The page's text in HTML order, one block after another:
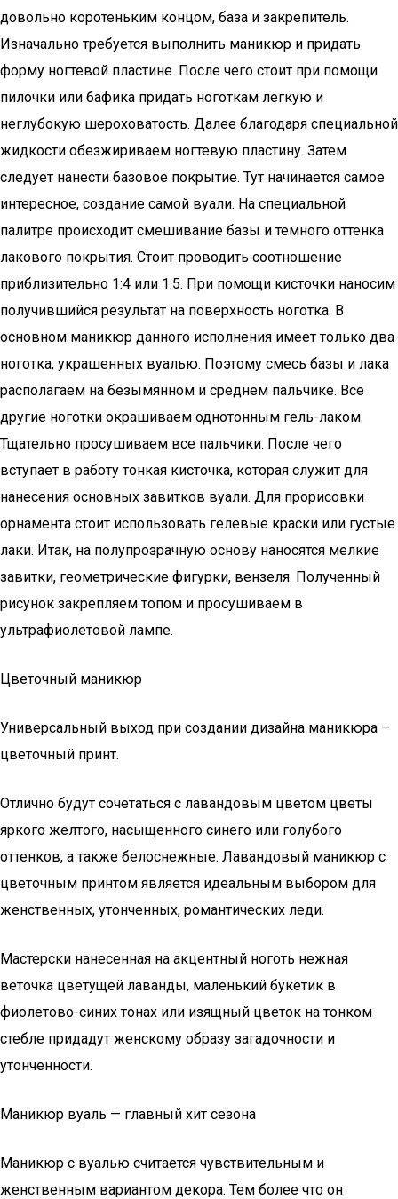
довольно коротеньким концом, база и закрепитель.
Изначально требуется выполнить маникюр и придать
форму ногтевой пластине. После чего стоит при помощи
пилочки или бафика придать ноготкам легкую и
неглубокую шероховатость. Далее благодаря специальной
жидкости обезжириваем ногтевую пластину. Затем
следует нанести базовое покрытие. Тут начинается самое
интересное, создание самой вуали. На специальной
палитре происходит смешивание базы и темного оттенка
лакового покрытия. Стоит проводить соотношение
приблизительно 1:4 или 1:5. При помощи кисточки наносим
получившийся результат на поверхность ноготка. В
основном маникюр данного исполнения имеет только два
ноготка, украшенных вуалью. Поэтому смесь базы и лака
располагаем на безымянном и среднем пальчике. Все
другие ноготки окрашиваем однотонным гель-лаком.
Тщательно просушиваем все пальчики. После чего
вступает в работу тонкая кисточка, которая служит для
нанесения основных завитков вуали. Для прорисовки
орнамента стоит использовать гелевые краски или густые
лаки. Итак, на полупрозрачную основу наносятся мелкие
завитки, геометрические фигурки, вензеля. Полученный
рисунок закрепляем топом и просушиваем в
ультрафиолетовой лампе.
Цветочный маникюр
Универсальный выход при создании дизайна маникюра –
цветочный принт.
Отлично будут сочетаться с лавандовым цветом цветы
яркого желтого, насыщенного синего или голубого
оттенков, а также белоснежные. Лавандовый маникюр с
цветочным принтом является идеальным выбором для
женственных, утонченных, романтических леди.
Мастерски нанесенная на акцентный ноготь нежная
веточка цветущей лаванды, маленький букетик в
фиолетово-синих тонах или изящный цветок на тонком
стебле придадут женскому образу загадочности и
утонченности.
Маникюр вуаль — главный хит сезона
Маникюр с вуалью считается чувствительным и
женственным вариантом декора. Тем более что он